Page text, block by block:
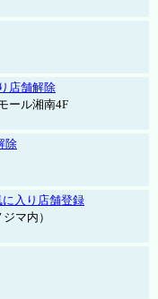
店舗解除
ール湘南4F
除
に入り店舗登録
マ内）